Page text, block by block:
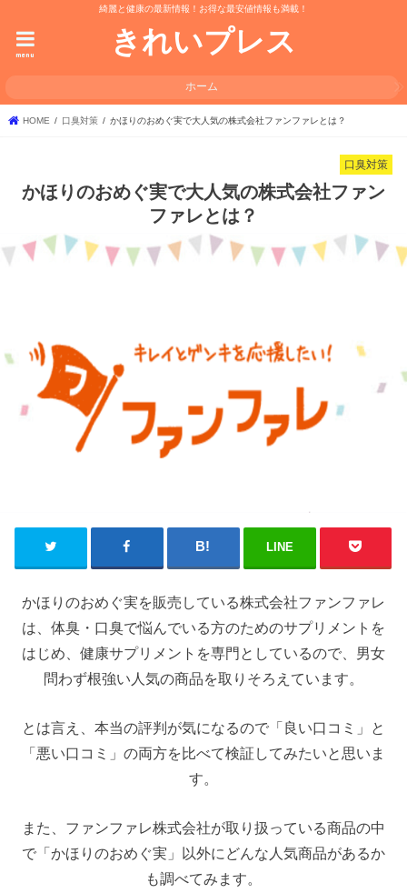
綺麗と健康の最新情報！お得な最安値情報も満載！
きれいプレス
menu
ホーム
HOME 口臭対策 かほりのおめぐ実で大人気の株式会社ファンファレとは？
口臭対策
かほりのおめぐ実で大人気の株式会社ファン
ファレとは？
LINE
かほりのおめぐ実を販売している株式会社ファンファレ
は、体臭・口臭で悩んでいる方のためのサプリメントを
はじめ、健康サプリメントを専門としているので、男女
問わず根強い人気の商品を取りそろえています。
とは言え、本当の評判が気になるので「良い口コミ」と
「悪い口コミ」の両方を比べて検証してみたいと思いま
す。
また、ファンファレ株式会社が取り扱っている商品の中
で「かほりのおめぐ実」以外にどんな人気商品があるか
も調べてみます。